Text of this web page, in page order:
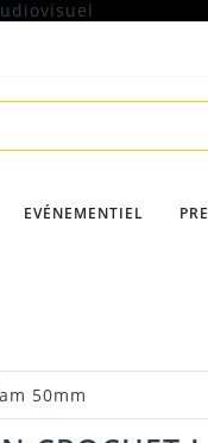
EVÉNEMENTIEL
50mm